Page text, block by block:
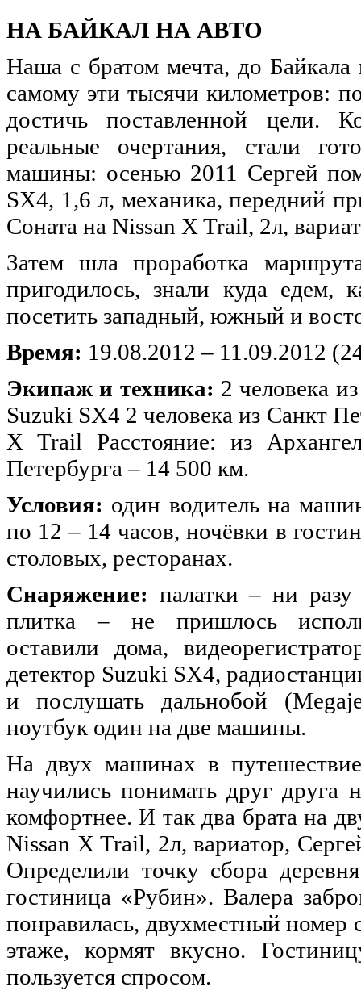
НА БАЙКАЛ НА АВТО
Наша с братом мечта, до
самому эти тысячи километров:
достичь поставленной цели.
реальные очертания, стали
машины: осенью 2011 Сергей
SX4, 1,6 л, механика, передний
Соната на Nissan X Trail, 2л,
Затем шла проработка
пригодилось, знали куда
посетить западный, южный и
Время: 19.08.2012 – 11.09.2012
Экипаж и техника: 2 человека
Suzuki SX4 2 человека из Санкт
X Trail Расстояние: из
Петербурга – 14 500 км.
Условия: один водитель на
по 12 – 14 часов, ночёвки в
столовых, ресторанах.
Снаряжение: палатки – ни разу
плитка – не пришлось
оставили дома,
детектор Suzuki SX4,
и послушать дальнобой
ноутбук один на две машины.
На двух машинах в
научились понимать друг друга
комфортнее. И так два брата на
Nissan X Trail, 2л, вариатор,
Определили точку сбора
гостиница «Рубин». Валера
понравилась, двухместный
этаже, кормят вкусно.
пользуется спросом.